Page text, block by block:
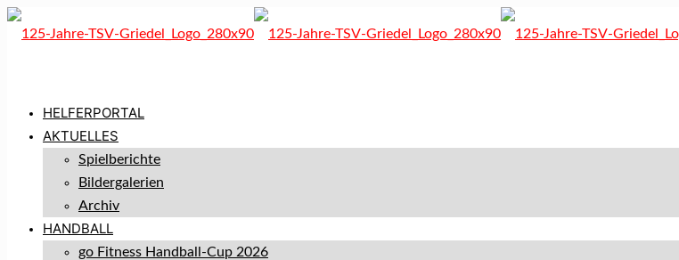
HELFERPORTAL
AKTUELLES
Spielberichte
Bildergalerien
Archiv
HANDBALL
go Fitness Handball-Cup 2026